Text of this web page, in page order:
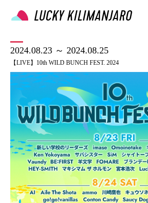
2024.08.23 ～ 2024.08.25
【LIVE】10th WILD BUNCH FEST. 2024